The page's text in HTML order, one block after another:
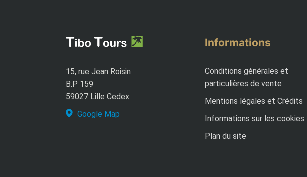
15, rue Jean Roisin
B.P 159
59027 Lille Cedex
Google Map
Informations
Conditions générales et
particulières de vente
Mentions légales et Crédits
Informations sur les cookies
Plan du site